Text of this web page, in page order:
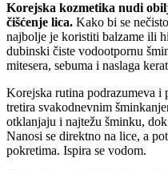
Korejska kozmetika nudi
čišćenje lica. Kako bi se
najbolje je koristiti balzame ili
dubinski čiste vodootpornu
mitesera, sebuma i naslaga
Korejska rutina podrazumeva i
tretira svakodnevnim
otklanjaju i najtežu šminku,
Nanosi se direktno na lice, a
pokretima. Ispira se vodom.